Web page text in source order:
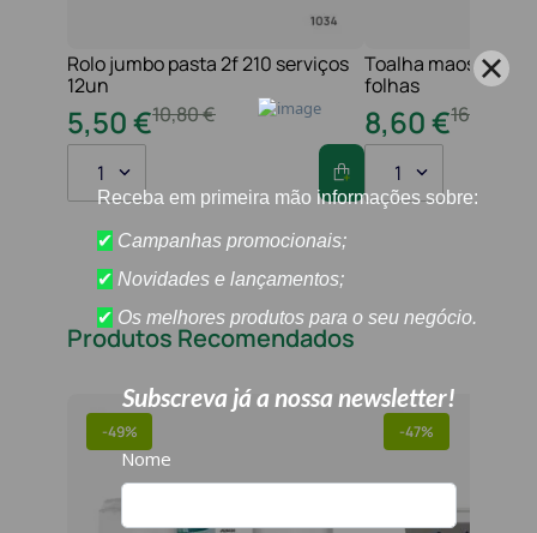
Rolo jumbo pasta 2f 210 serviços
12un
10,80€
5,50€
1
Toalha maos 2f
folhas
16
8,60€
1
Produtos Recomendados
-49% -47%